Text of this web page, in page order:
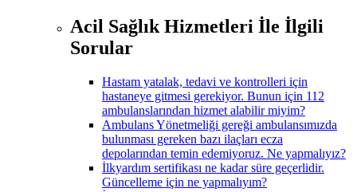
Acil Sağlık Hizmetleri İle İlgili
Sorular
Hastam yatalak, tedavi ve kontrolleri için
hastaneye gitmesi gerekiyor. Bunun için 112
ambulanslarından hizmet alabilir miyim?
Ambulans Yönetmeliği gereği ambulansımızda
bulunması gereken bazı ilaçları ecza
depolarından temin edemiyoruz. Ne yapmalıyız?
İlkyardım sertifikası ne kadar süre geçerlidir.
Güncelleme için ne yapmalıyım?